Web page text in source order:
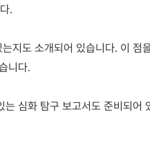
.
지도 소개되어 있습니다. 이 점
니다.
심화 탐구 보고서도 준비되어